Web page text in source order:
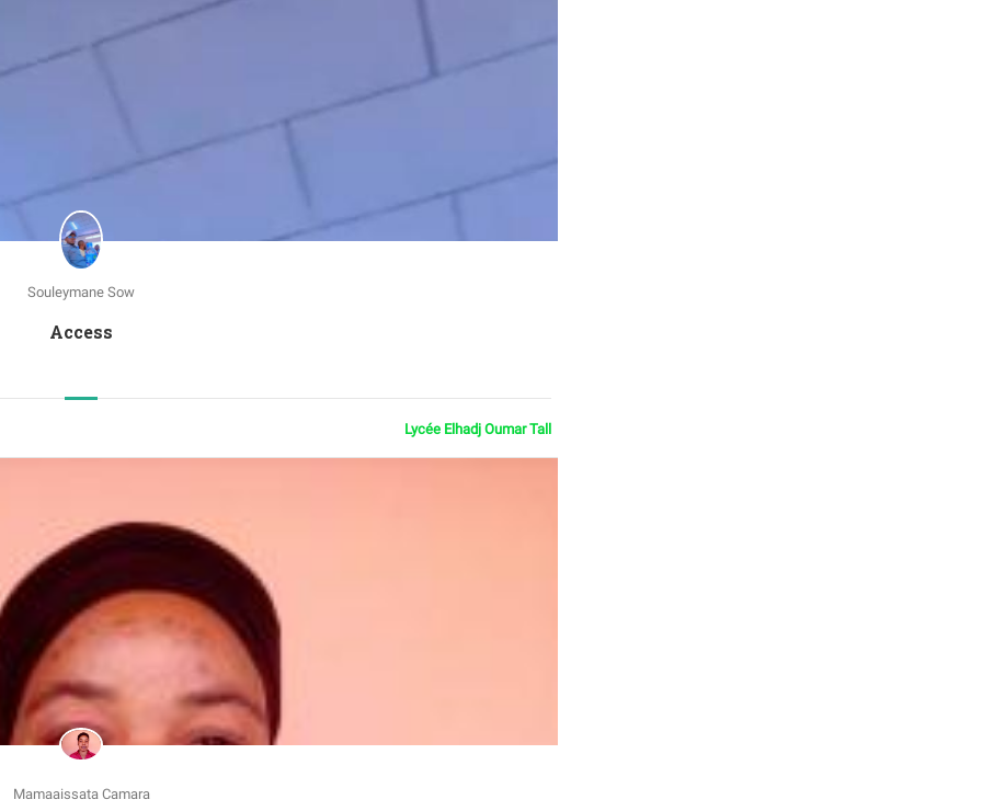
Souleymane Sow
Access
Lycée Elhadj Oumar Tall
Mamaaissata Camara